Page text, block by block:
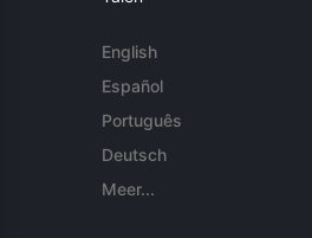
English
Español
Português
Deutsch
Meer...